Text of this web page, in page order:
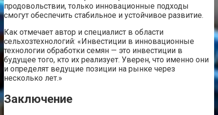
продовольствии, только инновационные подходы
смогут обеспечить стабильное и устойчивое развитие.
Как отмечает автор и специалист в области
сельхозтехнологий: «Инвестиции в инновационные
технологии обработки семян — это инвестиции в
будущее того, кто их реализует. Уверен, что именно они
и определят ведущие позиции на рынке через
несколько лет.»
Заключение